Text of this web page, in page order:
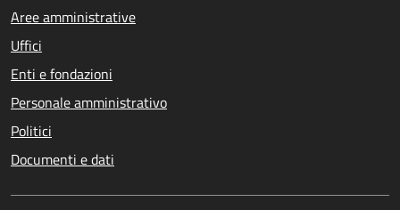
Aree amministrative
Uffici
Enti e fondazioni
Personale amministrativo
Politici
Documenti e dati